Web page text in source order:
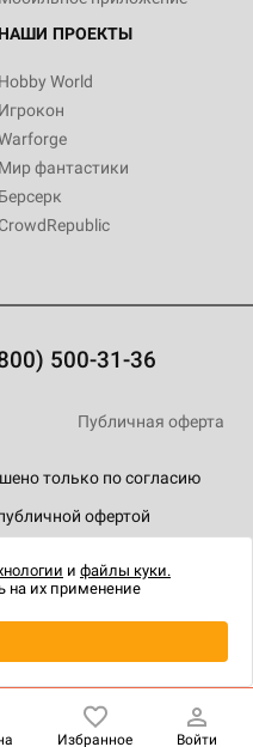
наличии
ПРОЕКТЫ
Hobby World
Игрокон
Мир фантастики
Берсерк
CrowdRepublic
500-31-36
только по согласию
офертой
Публичная оферта
Избранное Войти
и файлы куки.
на их применение